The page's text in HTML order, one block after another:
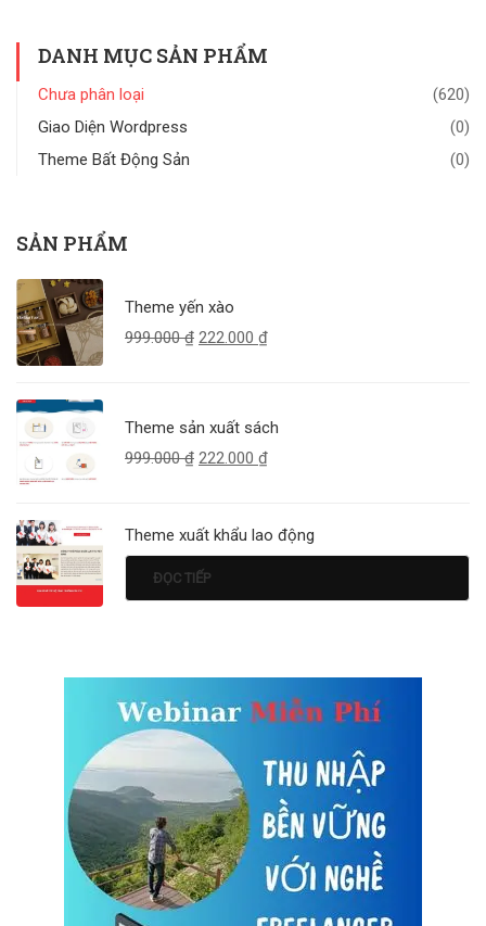
DANH MỤC SẢN PHẨM
Chưa phân loại
(620)
Giao Diện Wordpress
(0)
Theme Bất Động Sản
(0)
SẢN PHẨM
Theme yến xào
999.000₫ 222.000 ₫
Theme sản xuất sách
999.000₫ 222.000 ₫
Theme xuất khẩu lao động
ĐỌC TIẾP